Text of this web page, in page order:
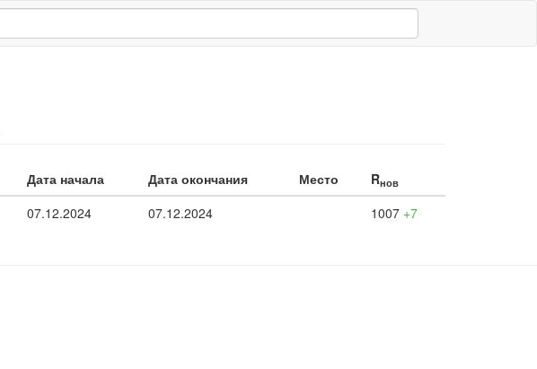
Дата начала Дата окончания Место Rнов
07.12.2024 07.12.2024 1007 +7